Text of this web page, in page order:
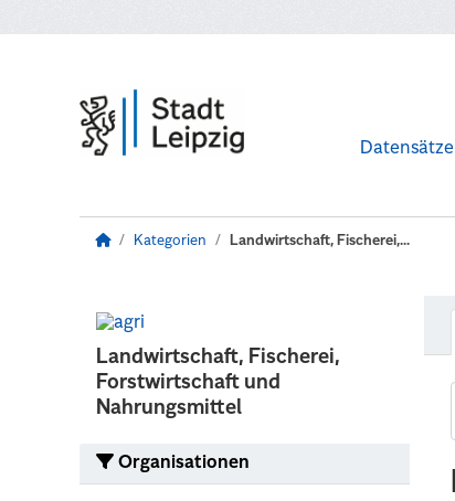
Datensätze
Kategorien Landwirtschaft, Fischerei,...
Landwirtschaft, Fischerei,
Forstwirtschaft und
Nahrungsmittel
Organisationen